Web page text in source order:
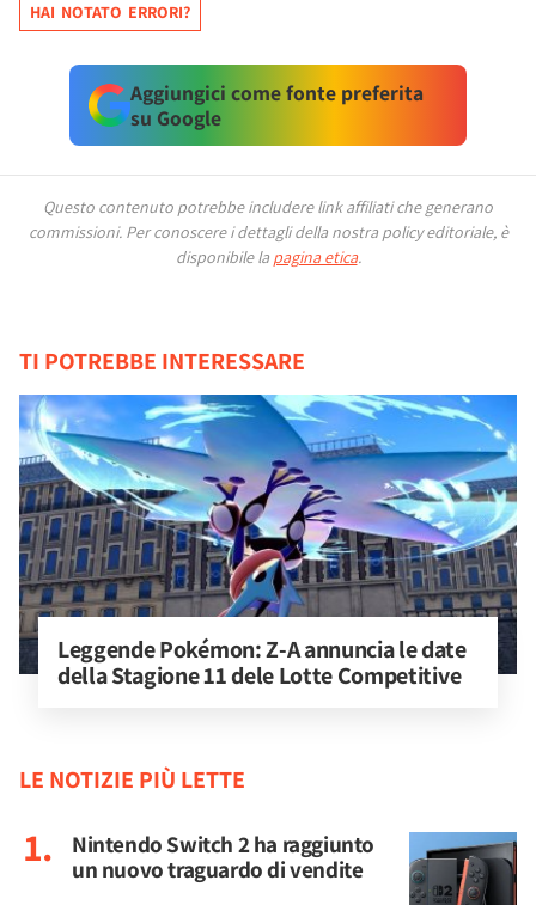
HAI NOTATO ERRORI?
Aggiungici come fonte preferita
su Google
Questo contenuto potrebbe includere link affiliati che generano
commissioni. Per conoscere i dettagli della nostra policy editoriale, è
disponibile la pagina etica.
TI POTREBBE INTERESSARE
Leggende Pokémon: Z-A annuncia le date
della Stagione 11 dele Lotte Competitive
LE NOTIZIE PIÙ LETTE
Nintendo Switch 2 ha raggiunto
un nuovo traguardo di vendite